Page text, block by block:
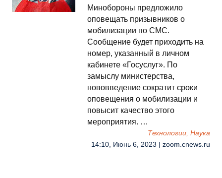
Минобороны предложило
оповещать призывников о
мобилизации по СМС.
Сообщение будет приходить на
номер, указанный в личном
кабинете «Госуслуг». По
замыслу министерства,
нововведение сократит сроки
оповещения о мобилизации и
повысит качество этого
мероприятия. …
Технологии, Наука
14:10, Июнь 6, 2023 | zoom.cnews.ru